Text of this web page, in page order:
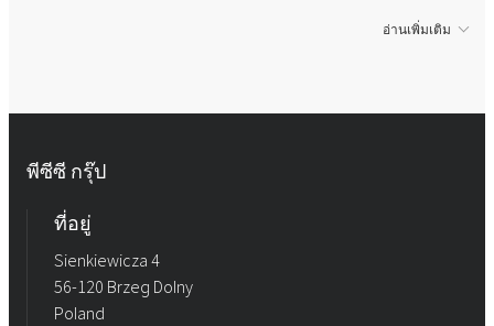
อ่านเพิ่มเติม
พีซีซี กรุ๊ป
ที่อยู่
Sienkiewicza 4
56-120 Brzeg Dolny
Poland